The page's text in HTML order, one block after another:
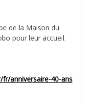
de la Maison du
pour leur accueil.
anniversaire-40-ans